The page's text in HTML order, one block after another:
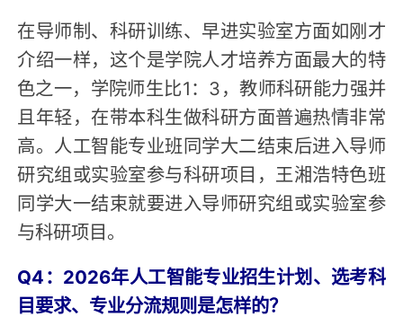
在导师制、科研训练、早进实验室方面如刚才
介绍一样，这个是学院人才培养方面最大的特
色之一，学院师生比1：3，教师科研能力强并
且年轻，在带本科生做科研方面普遍热情非常
高。人工智能专业班同学大二结束后进入导师
研究组或实验室参与科研项目，王湘浩特色班
同学大一结束就要进入导师研究组或实验室参
与科研项目。
Q4：2026年人工智能专业招生计划、选考科
目要求、专业分流规则是怎样的？